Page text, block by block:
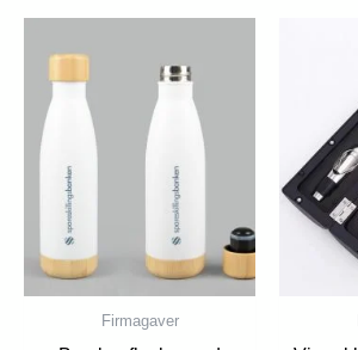
Firmagaver